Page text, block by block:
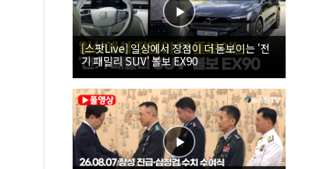
[스팟Live] 일상에서 장점이 더 돋보이는 '전
기 패밀리 SUV' 볼보 EX90